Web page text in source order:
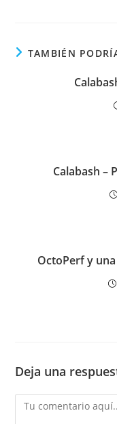
TAMBIÉN
Calabash –
OctoPerf y
Deja una